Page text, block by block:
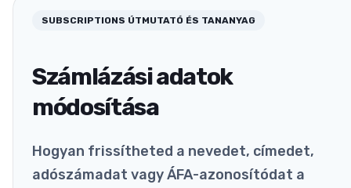
SUBSCRIPTIONS ÚTMUTATÓ ÉS TANANYAG
Számlázási adatok
módosítása
Hogyan frissítheted a nevedet, címedet,
adószámadat vagy ÁFA-azonosítódat a